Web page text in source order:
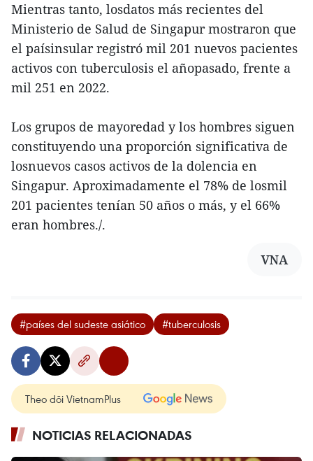
Mientras tanto, losdatos más recientes del
Ministerio de Salud de Singapur mostraron que
el paísinsular registró mil 201 nuevos pacientes
activos con tuberculosis el añopasado, frente a
mil 251 en 2022.
Los grupos de mayoredad y los hombres siguen
constituyendo una proporción significativa de
losnuevos casos activos de la dolencia en
Singapur. Aproximadamente el 78% de losmil
201 pacientes tenían 50 años o más, y el 66%
eran hombres./.
VNA
#países del sudeste asiático #tuberculosis
Theo dõi VietnamPlus
NOTICIAS RELACIONADAS